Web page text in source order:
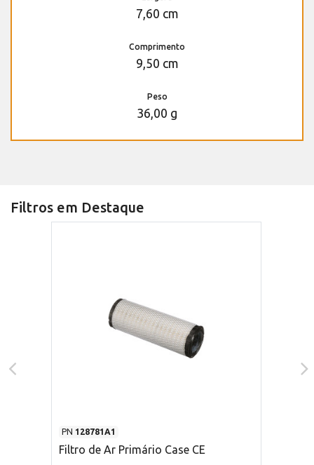
7,60 cm
Comprimento
9,50 cm
Peso
36,00 g
Filtros em Destaque
PN 128781A1
Filtro de Ar Primário Case CE